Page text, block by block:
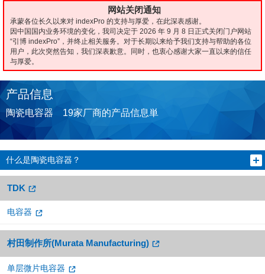
网站关闭通知
承蒙各位长久以来对 indexPro 的支持与厚爱，在此深表感谢。
因中国国内业务环境的变化，我司决定于 2026 年 9 月 8 日正式关闭门户网站
“引博 indexPro”，并终止相关服务。对于长期以来给予我们支持与帮助的各位
用户，此次突然告知，我们深表歉意。同时，也衷心感谢大家一直以来的信任
与厚爱。
产品信息
陶瓷电容器 19家厂商的产品信息単
什么是陶瓷电容器？
TDK
电容器
村田制作所(Murata Manufacturing)
单层微片电容器